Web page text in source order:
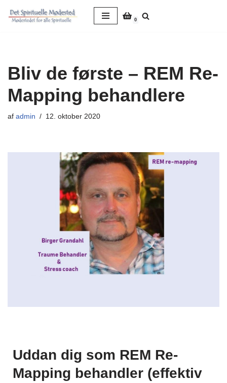
0
Bliv de første – REM Re-
Mapping behandlere
af admin 12. oktober 2020
Uddan dig som REM Re-
Mapping behandler (effektiv